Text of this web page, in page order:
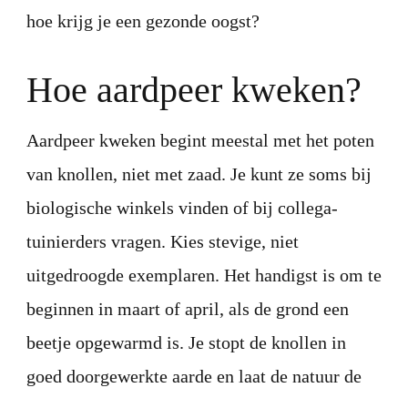
hoe krijg je een gezonde oogst?
Hoe aardpeer kweken?
Aardpeer kweken begint meestal met het poten
van knollen, niet met zaad. Je kunt ze soms bij
biologische winkels vinden of bij collega-
tuinierders vragen. Kies stevige, niet
uitgedroogde exemplaren. Het handigst is om te
beginnen in maart of april, als de grond een
beetje opgewarmd is. Je stopt de knollen in
goed doorgewerkte aarde en laat de natuur de